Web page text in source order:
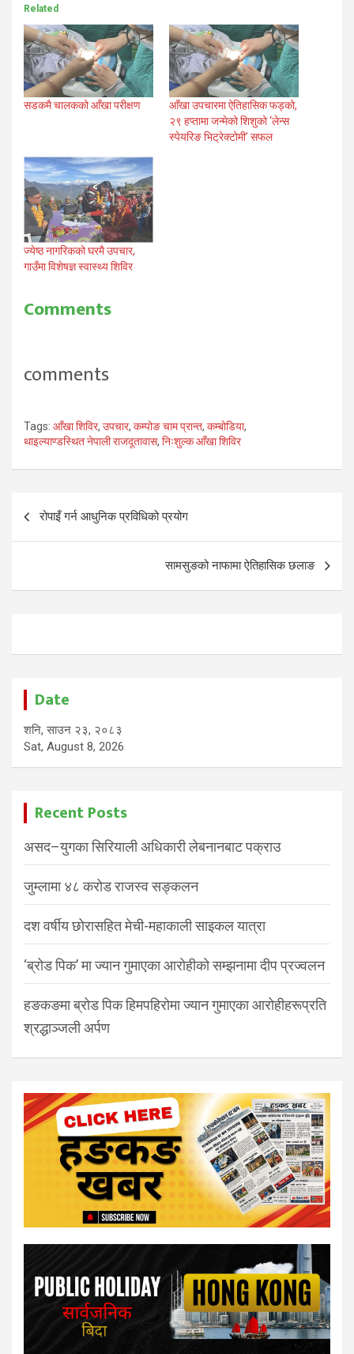
Related
सडकमै चालकको आँखा परीक्षण
आँखा उपचारमा ऐतिहासिक फड्को,
२९ हप्तामा जन्मेको शिशुको ‘लेन्स
स्पेयरिङ भिट्रेक्टोमी’ सफल
ज्येष्ठ नागरिकको घरमै उपचार,
गाउँमा विशेषज्ञ स्वास्थ्य शिविर
Comments
comments
Tags: आँखा शिविर, उपचार, कम्पोङ चाम प्रान्त, कम्बोडिया,
थाइल्याण्डस्थित नेपाली राजदूतावास, निःशुल्क आँखा शिविर
Post
navigation
रोपाइँ गर्न आधुनिक प्रविधिको प्रयोग
सामसुङको नाफामा ऐतिहासिक छलाङ
Date
शनि, साउन २३, २०८३
Sat, August 8, 2026
Recent Posts
असद–युगका सिरियाली अधिकारी लेबनानबाट पक्राउ
जुम्लामा ४८ करोड राजस्व सङ्कलन
दश वर्षीय छोरासहित मेची-महाकाली साइकल यात्रा
‘ब्रोड पिक’ मा ज्यान गुमाएका आरोहीको सम्झनामा दीप प्रज्वलन
हङकङमा ब्रोड पिक हिमपहिरोमा ज्यान गुमाएका आरोहीहरूप्रति
श्रद्धाञ्जली अर्पण